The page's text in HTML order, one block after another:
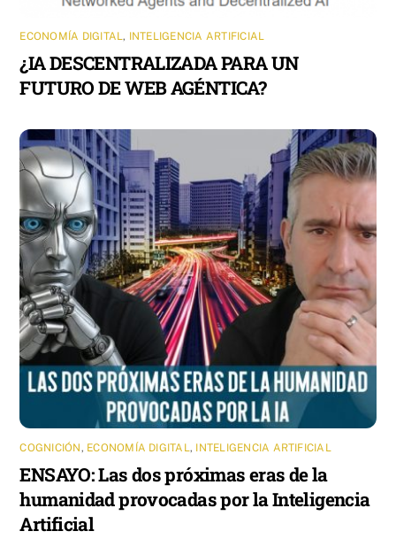
ECONOMÍA DIGITAL, INTELIGENCIA ARTIFICIAL
¿IA DESCENTRALIZADA PARA UN
FUTURO DE WEB AGÉNTICA?
COGNICIÓN , ECONOMÍA DIGITAL , INTELIGENCIA ARTIFICIAL
ENSAYO: Las dos próximas eras de la
humanidad provocadas por la Inteligencia
Artificial